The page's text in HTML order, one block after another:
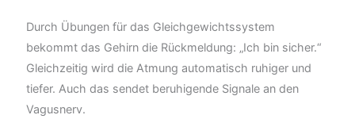
Durch Übungen für das Gleichgewichtssystem
bekommt das Gehirn die Rückmeldung: „Ich bin sicher.“
Gleichzeitig wird die Atmung automatisch ruhiger und
tiefer. Auch das sendet beruhigende Signale an den
Vagusnerv.